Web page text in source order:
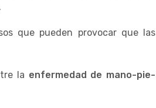
que pueden provocar que las
la enfermedad de mano-pie-